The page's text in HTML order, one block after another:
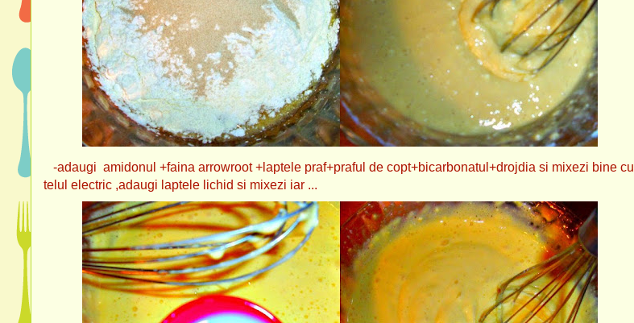
-adaugi amidonul +faina arrowroot +laptele praf+praful de copt+bicarbonatul+drojdia si mixezi bine cu
telul electric ,adaugi laptele lichid si mixezi iar ...